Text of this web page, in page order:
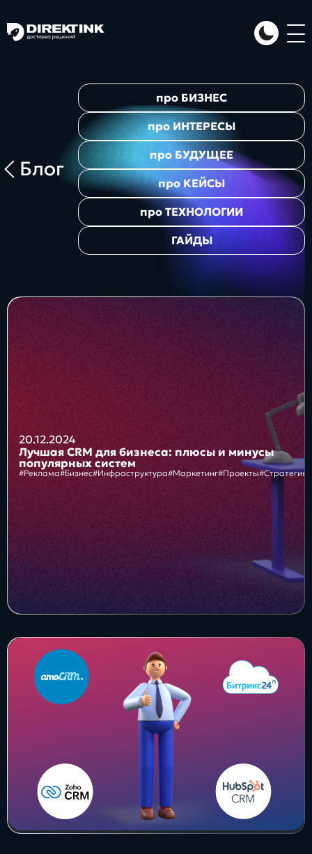
Направления
Web System
Проекты
Заполнить
8 800 505 34 99
info@direkt.ink
Блог
про БИЗНЕС
про ИНТЕРЕСЫ
про БУДУЩЕЕ
про КЕЙСЫ
проТЕХНОЛОГИИ
ГАЙДЫ
20.12.2024
Лучшая CRM для бизнеса: плюсы и минусы
популярных систем
#Реклама#Бизнес#Инфраструктура#Маркетинг#Проекты#Стратегия